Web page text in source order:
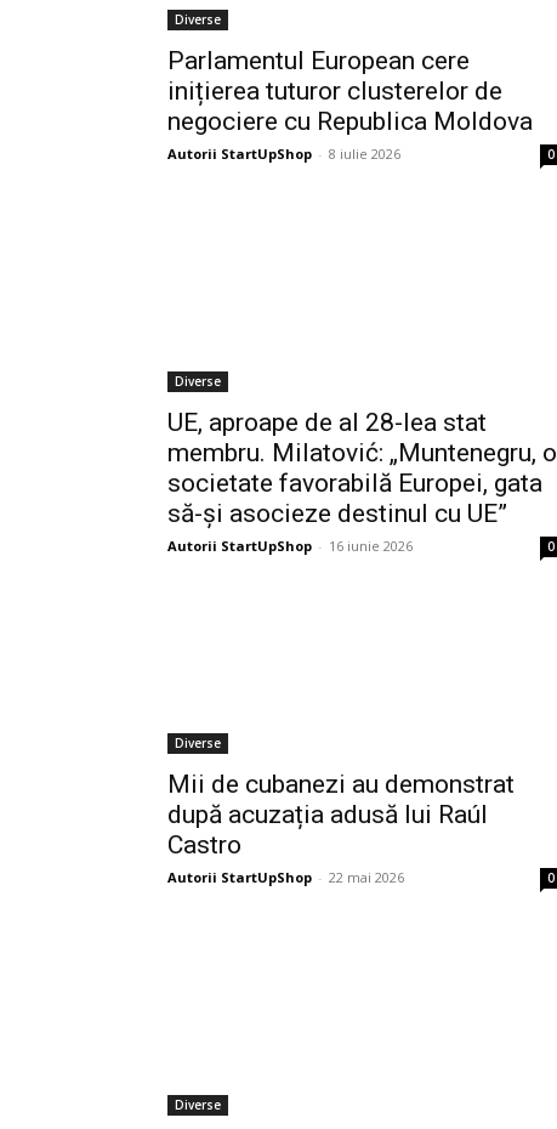
Diverse
Parlamentul European cere
inițierea tuturor clusterelor de
negociere cu Republica Moldova
Autorii StartUpShop - 8 iulie 2026 0
Diverse
UE, aproape de al 28-lea stat
membru. Milatović: „Muntenegru, o
societate favorabilă Europei, gata
să-și asocieze destinul cu UE”
Autorii StartUpShop - 16 iunie 2026 0
Diverse
Mii de cubanezi au demonstrat
după acuzația adusă lui Raúl
Castro
Autorii StartUpShop - 22 mai 2026 0
Diverse